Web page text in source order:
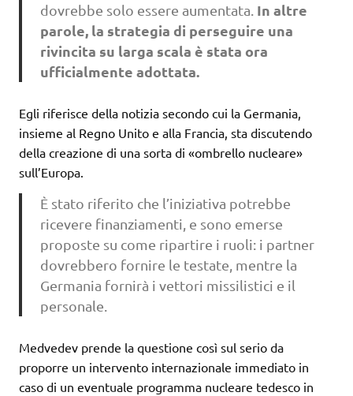
dovrebbe solo essere aumentata. In altre
parole, la strategia di perseguire una
rivincita su larga scala è stata ora
ufficialmente adottata.
Egli riferisce della notizia secondo cui la Germania,
insieme al Regno Unito e alla Francia, sta discutendo
della creazione di una sorta di «ombrello nucleare»
sull’Europa.
È stato riferito che l’iniziativa potrebbe
ricevere finanziamenti, e sono emerse
proposte su come ripartire i ruoli: i partner
dovrebbero fornire le testate, mentre la
Germania fornirà i vettori missilistici e il
personale.
Medvedev prende la questione così sul serio da
proporre un intervento internazionale immediato in
caso di un eventuale programma nucleare tedesco in